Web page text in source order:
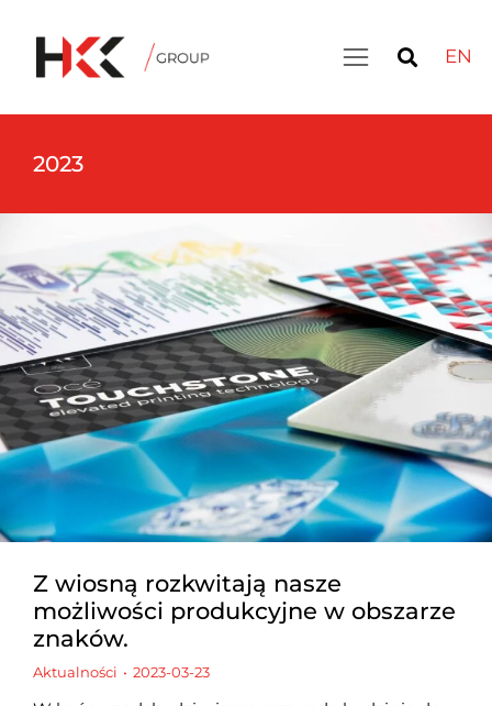
EN
2023
Z wiosną rozkwitają nasze
możliwości produkcyjne w obszarze
znaków.
Aktualności 2023-03-23